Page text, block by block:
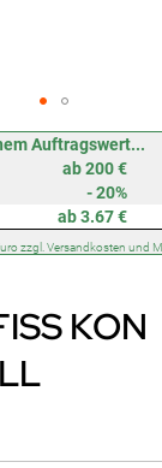
Auftragswert...
ab 200 €
- 20%
ab 3.67 €
zzgl. Versandkosten und
KON